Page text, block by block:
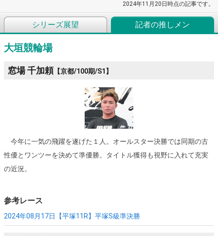
2024年11月20日時点の記事です。
シリーズ展望 記者の推しメン
大垣競輪場
窓場 千加頼 【京都/100期/S1】
今年に一気の飛躍を遂げた１人。オールスター決勝では同期の古
性優とワンツーを決めて準優勝。タイトル獲得も視野に入れて充実
の近況。
参考レース
2024年08月17日【平塚11R】 平塚S級準決勝